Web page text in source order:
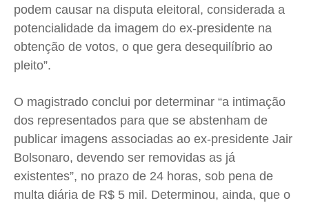
podem causar na disputa eleitoral, considerada a
potencialidade da imagem do ex-presidente na
obtenção de votos, o que gera desequilíbrio ao
pleito”.
O magistrado conclui por determinar “a intimação
dos representados para que se abstenham de
publicar imagens associadas ao ex-presidente Jair
Bolsonaro, devendo ser removidas as já
existentes”, no prazo de 24 horas, sob pena de
multa diária de R$ 5 mil. Determinou, ainda, que o